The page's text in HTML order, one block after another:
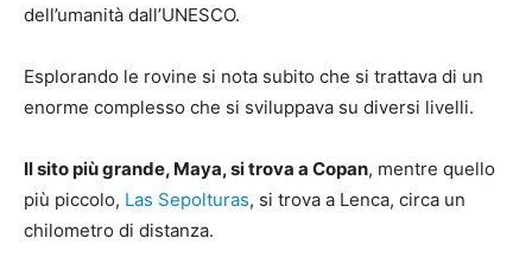
dell’umanità dall’UNESCO.
Esplorando le rovine si nota subito che si trattava di un
enorme complesso che si sviluppava su diversi livelli.
Il sito più grande, Maya, si trova a Copan, mentre quello
più piccolo, Las Sepolturas, si trova a Lenca, circa un
chilometro di distanza.